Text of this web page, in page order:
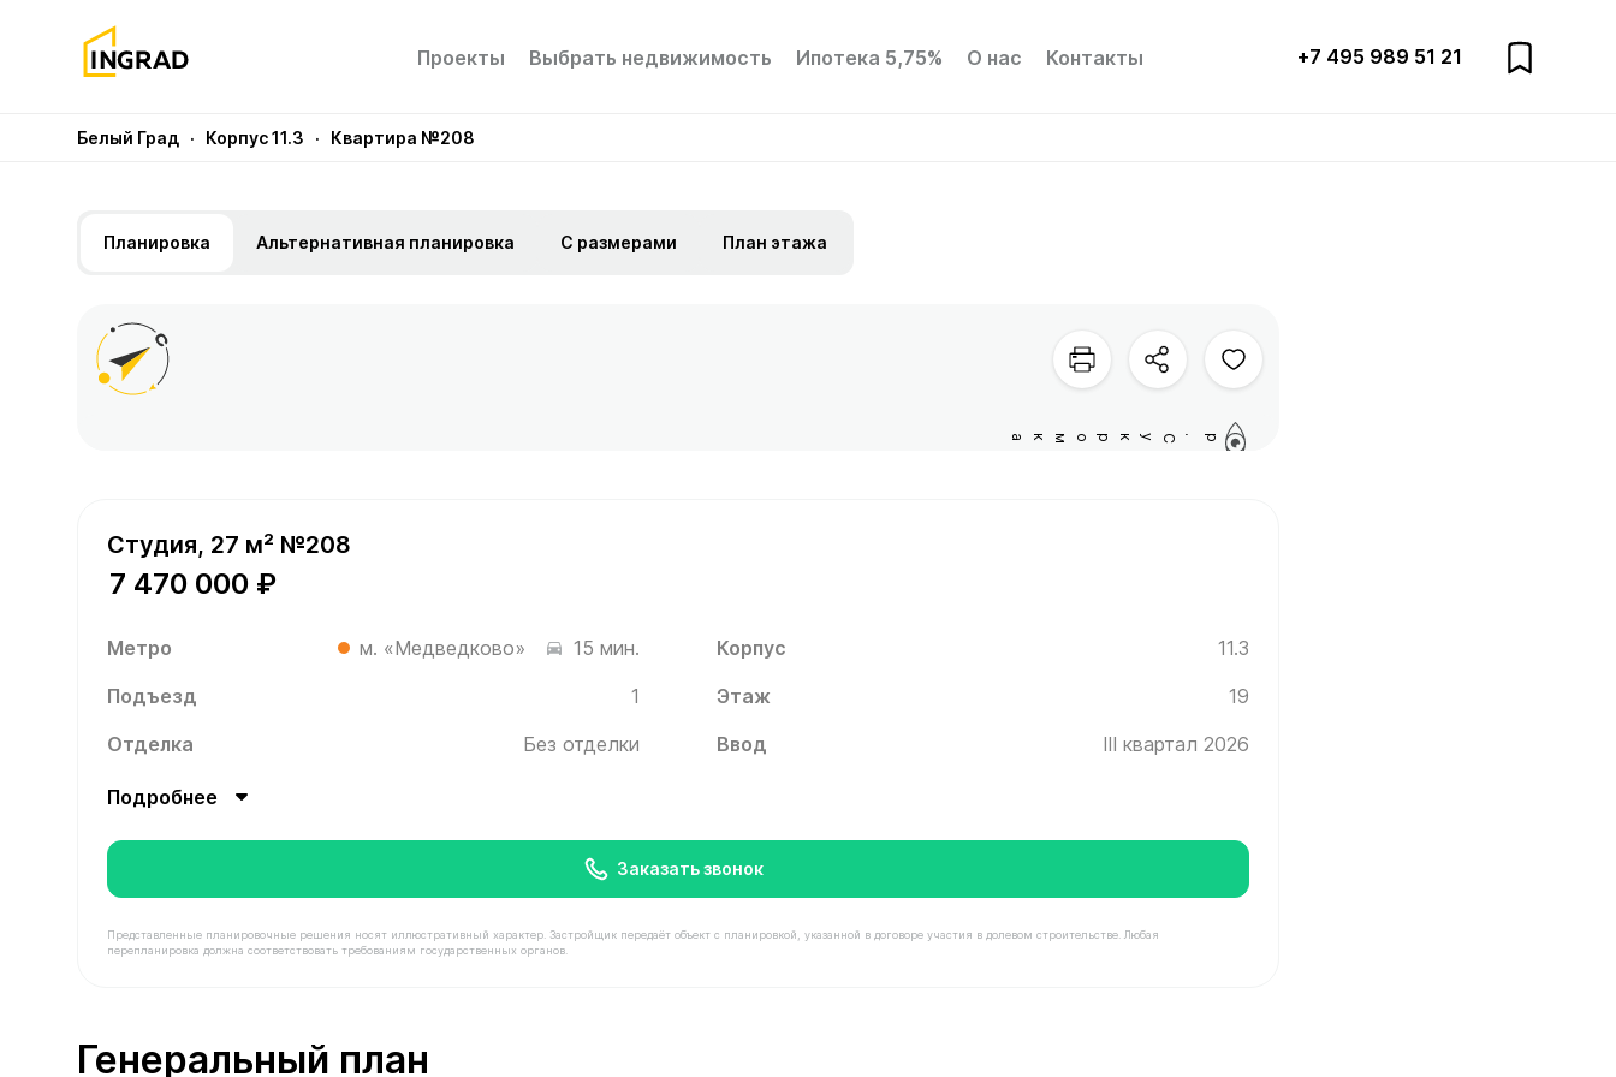
Проекты Выбрать недвижимость Ипотека 5,75% О нас Контакты +7 495 989 51 21
Белый Град · Корпус 11.3 · Квартира №208
Планировка Альтернативная планировка С размерами План этажа
р.
Сукромка
Студия, 27 м² №208
7 470 000 ₽
Метро м. «Медведково» 15 мин. Корпус 11.3
Подъезд 1 Этаж
19
Отделка
Без отделки Ввод III квартал 2026
Подробнее
Заказать звонок
Представленные планировочные решения носят иллюстративный характер. Застройщик передаёт объект с планировкой, указанной в договоре участия в долевом строительстве. Любая
перепланировка должна соответствовать требованиям государственных органов.
Генеральный план